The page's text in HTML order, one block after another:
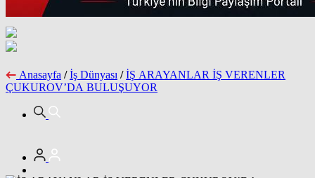
Anasayfa / İş Dünyası / İŞ ARAYANLAR İŞ VERENLER
ÇUKUROV’DA BULUŞUYOR